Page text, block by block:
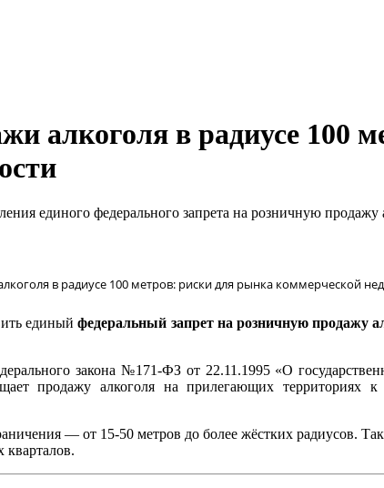
алкоголя в радиусе 100
единого федерального запрета на розничную
в радиусе 100 метров: риски для рынка коммерческой
единыйфедеральный запрет на розничную продажу
закона №171‑ФЗ от 22.11.1995 «О
продажу алкоголя на прилегающих
— от 15-50 метров до более жёстких радиусов.